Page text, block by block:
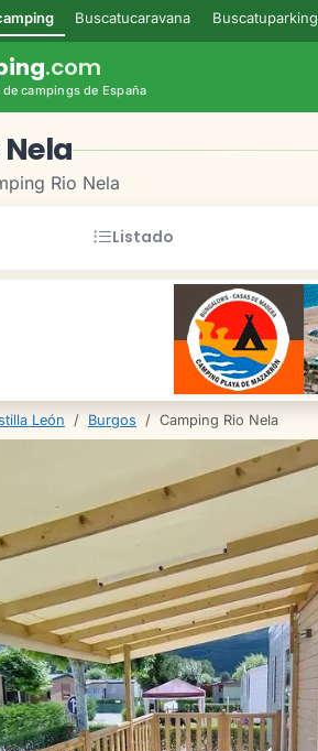
Buscatucaravana Buscatuparking
.com
campings de España
Rio Nela
Listado
León / Burgos / Camping Rio Nela